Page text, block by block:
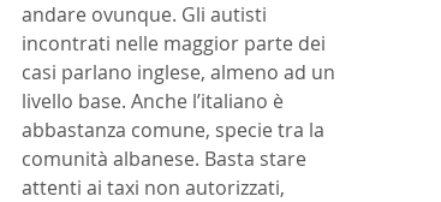
andare ovunque. Gli autisti
incontrati nelle maggior parte dei
casi parlano inglese, almeno ad un
livello base. Anche l’italiano è
abbastanza comune, specie tra la
comunità albanese. Basta stare
attenti ai taxi non autorizzati,